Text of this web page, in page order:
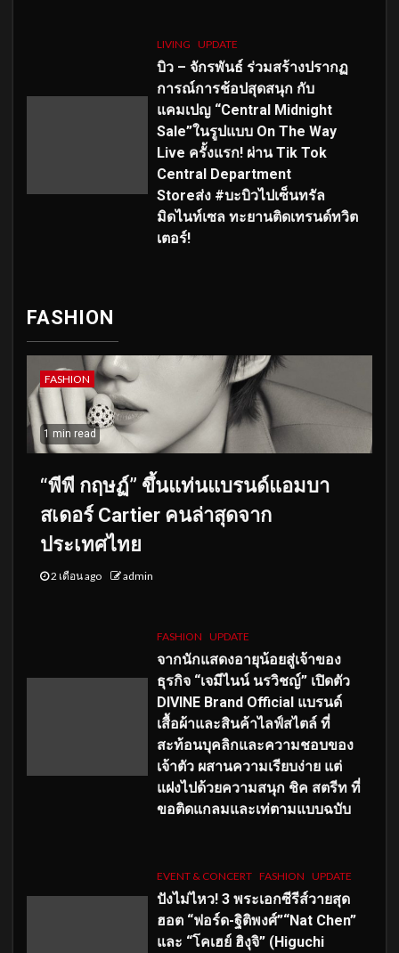
LIVING UPDATE
บิว – จักรพันธ์ ร่วมสร้างปรากฏ
การณ์การช้อปสุดสนุก กับ
แคมเปญ “Central Midnight
Sale”ในรูปแบบ On The Way
Live ครั้งแรก! ผ่าน Tik Tok
Central Department
Storeส่ง #บะบิวไปเซ็นทรัล
มิดไนท์เซล ทะยานติดเทรนด์ทวิต
เตอร์!
FASHION
FASHION
1 min read
“พีพี กฤษฏ์” ขึ้นแท่นแบรนด์แอมบา
สเดอร์ Cartier คนล่าสุดจาก
ประเทศไทย
2 เดือน ago admin
FASHION UPDATE
จากนักแสดงอายุน้อยสู่เจ้าของ
ธุรกิจ “เจมีไนน์ นรวิชญ์” เปิดตัว
DIVINE Brand Official แบรนด์
เสื้อผ้าและสินค้าไลฟ์สไตล์ ที่
สะท้อนบุคลิกและความชอบของ
เจ้าตัว ผสานความเรียบง่าย แต่
แฝงไปด้วยความสนุก ชิค สตรีท ที่
ขอติดแกลมและเท่ตามแบบฉบับ
EVENT & CONCERT FASHION UPDATE
ปังไม่ไหว! 3 พระเอกซีรีส์วายสุด
ฮอต “ฟอร์ด-ฐิติพงศ์”“Nat Chen”
และ “โคเฮย์ ฮิงุจิ” (Higuchi